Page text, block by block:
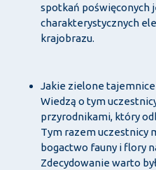
spotkań poświęconych
charakterystycznych
krajobrazu.
Jakie zielone tajemnice
Wiedzą o tym
przyrodnikami, który
Tym razem uczestnicy
bogactwo fauny i flory
Zdecydowanie warto